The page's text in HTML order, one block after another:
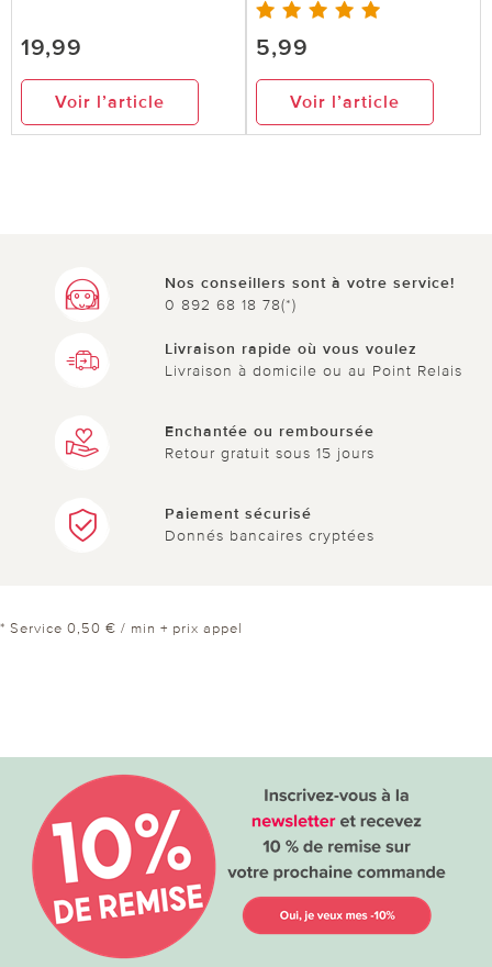
19,99
Voir l’article
5,99
Voir l’article
Nos conseillers sont à votre service!
0 892 68 18 78(*)
Livraison rapide où vous voulez
Livraison à domicile ou au Point Relais
Enchantée ou remboursée
Retour gratuit sous 15 jours
Paiement sécurisé
Donnés bancaires cryptées
* Service 0,50 € / min + prix appel